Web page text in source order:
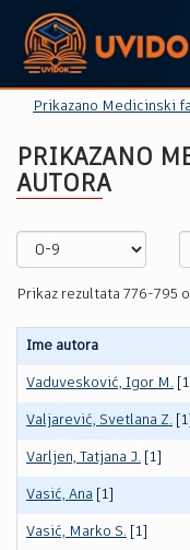
Prikazano Medicinski
PRIKAZANO
AUTORA
Prikaz rezultata 776-795
Ime autora
Vaduvesković, Igor M. [1]
Valjarević, Svetlana Z. [1]
Varljen, Tatjana J. [1]
Vasić, Ana [1]
Vasić, Marko S. [1]